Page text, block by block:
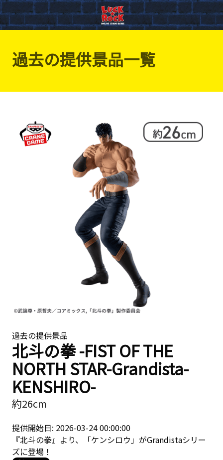
過去の提供景品一覧
過去の提供景品
北斗の拳 -FIST OF THE
NORTH STAR-Grandista-
KENSHIRO-
約26cm
提供開始日: 2026-03-24 00:00:00
『北斗の拳』より、「ケンシロウ」がGrandistaシリー
ズに登場！